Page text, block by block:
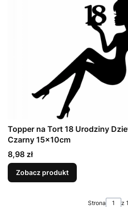
Topper na Tort 18 Urodziny
Czarny 15x10cm
Cena
8,98 zł
Zobacz produkt
Strona z 1